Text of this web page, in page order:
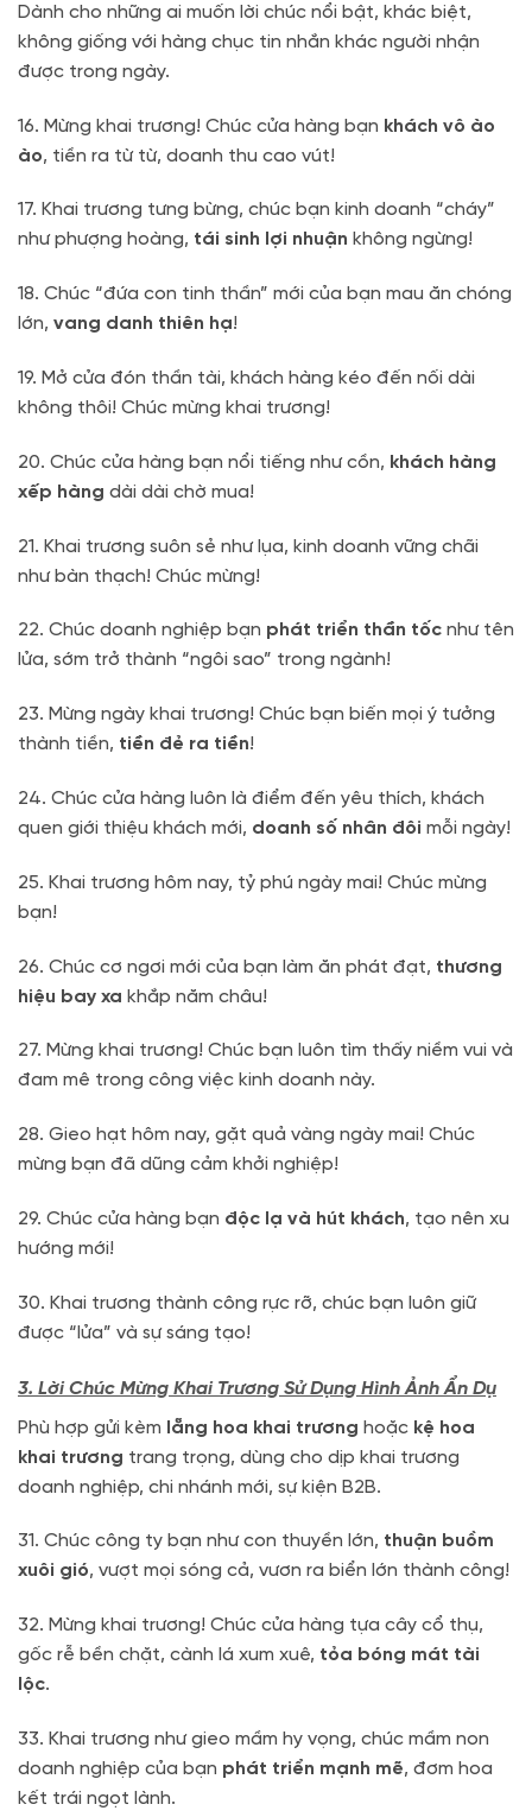
Dành cho những ai muốn lời chúc nổi bật, khác biệt,
không giống với hàng chục tin nhắn khác người nhận
được trong ngày.
16. Mừng khai trương! Chúc cửa hàng bạn khách vô ào
ào, tiền ra từ từ, doanh thu cao vút!
17. Khai trương tưng bừng, chúc bạn kinh doanh “cháy”
như phượng hoàng, tái sinh lợi nhuận không ngừng!
18. Chúc “đứa con tinh thần” mới của bạn mau ăn chóng
lớn, vang danh thiên hạ!
19. Mở cửa đón thần tài, khách hàng kéo đến nối dài
không thôi! Chúc mừng khai trương!
20. Chúc cửa hàng bạn nổi tiếng như cồn, khách hàng
xếp hàng dài dài chờ mua!
21. Khai trương suôn sẻ như lụa, kinh doanh vững chãi
như bàn thạch! Chúc mừng!
22. Chúc doanh nghiệp bạn phát triển thần tốc như tên
lửa, sớm trở thành “ngôi sao” trong ngành!
23. Mừng ngày khai trương! Chúc bạn biến mọi ý tưởng
thành tiền, tiền đẻ ra tiền!
24. Chúc cửa hàng luôn là điểm đến yêu thích, khách
quen giới thiệu khách mới, doanh số nhân đôi mỗi ngày!
25. Khai trương hôm nay, tỷ phú ngày mai! Chúc mừng
bạn!
26. Chúc cơ ngơi mới của bạn làm ăn phát đạt, thương
hiệu bay xa khắp năm châu!
27. Mừng khai trương! Chúc bạn luôn tìm thấy niềm vui và
đam mê trong công việc kinh doanh này.
28. Gieo hạt hôm nay, gặt quả vàng ngày mai! Chúc
mừng bạn đã dũng cảm khởi nghiệp!
29. Chúc cửa hàng bạn độc lạ và hút khách, tạo nên xu
hướng mới!
30. Khai trương thành công rực rỡ, chúc bạn luôn giữ
được “lửa” và sự sáng tạo!
3. Lời Chúc Mừng Khai Trương Sử Dụng Hình Ảnh Ẩn Dụ
Phù hợp gửi kèm lẵng hoa khai trương hoặc kệ hoa
khai trương trang trọng, dùng cho dịp khai trương
doanh nghiệp, chi nhánh mới, sự kiện B2B.
31. Chúc công ty bạn như con thuyền lớn, thuận buồm
xuôi gió, vượt mọi sóng cả, vươn ra biển lớn thành công!
32. Mừng khai trương! Chúc cửa hàng tựa cây cổ thụ,
gốc rễ bền chặt, cành lá xum xuê, tỏa bóng mát tài
lộc.
33. Khai trương như gieo mầm hy vọng, chúc mầm non
doanh nghiệp của bạn phát triển mạnh mẽ, đơm hoa
kết trái ngọt lành.